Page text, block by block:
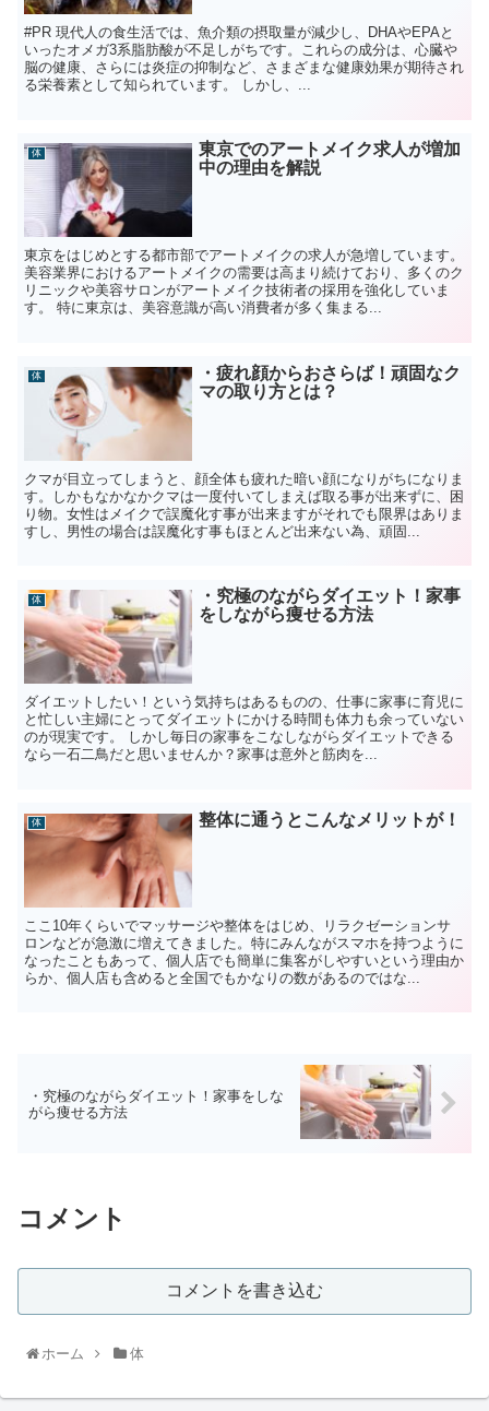
#PR 現代人の食生活では、魚介類の摂取量が減少し、DHAやEPAと
いったオメガ3系脂肪酸が不足しがちです。これらの成分は、心臓や
脳の健康、さらには炎症の抑制など、さまざまな健康効果が期待され
る栄養素として知られています。 しかし、...
体
東京でのアートメイク求人が増加
中の理由を解説
東京をはじめとする都市部でアートメイクの求人が急増しています。
美容業界におけるアートメイクの需要は高まり続けており、多くのク
リニックや美容サロンがアートメイク技術者の採用を強化していま
す。 特に東京は、美容意識が高い消費者が多く集まる...
体
・疲れ顔からおさらば！頑固なク
マの取り方とは？
クマが目立ってしまうと、顔全体も疲れた暗い顔になりがちになりま
す。しかもなかなかクマは一度付いてしまえば取る事が出来ずに、困
り物。女性はメイクで誤魔化す事が出来ますがそれでも限界はありま
すし、男性の場合は誤魔化す事もほとんど出来ない為、頑固...
体
・究極のながらダイエット！家事
をしながら痩せる方法
ダイエットしたい！という気持ちはあるものの、仕事に家事に育児に
と忙しい主婦にとってダイエットにかける時間も体力も余っていない
のが現実です。 しかし毎日の家事をこなしながらダイエットできる
なら一石二鳥だと思いませんか？家事は意外と筋肉を...
体 整体に通うとこんなメリットが！
ここ10年くらいでマッサージや整体をはじめ、リラクゼーションサ
ロンなどが急激に増えてきました。特にみんながスマホを持つように
なったこともあって、個人店でも簡単に集客がしやすいという理由か
らか、個人店も含めると全国でもかなりの数があるのではな...
・究極のながらダイエット！家事をしな
がら痩せる方法
コメント
コメントを書き込む
ホーム 体